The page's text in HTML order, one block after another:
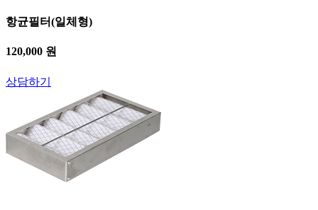
항균필터(일체형)
120,000 원
상담하기